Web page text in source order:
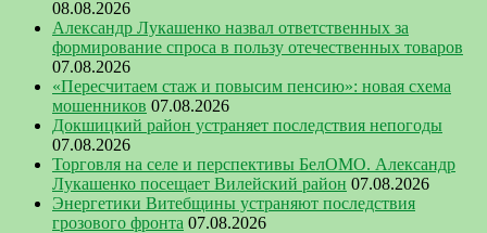
08.08.2026
Александр Лукашенко назвал ответственных за
формирование спроса в пользу отечественных товаров
07.08.2026
«Пересчитаем стаж и повысим пенсию»: новая схема
мошенников 07.08.2026
Докшицкий район устраняет последствия непогоды
07.08.2026
Торговля на селе и перспективы БелОМО. Александр
Лукашенко посещает Вилейский район 07.08.2026
Энергетики Витебщины устраняют последствия
грозового фронта 07.08.2026